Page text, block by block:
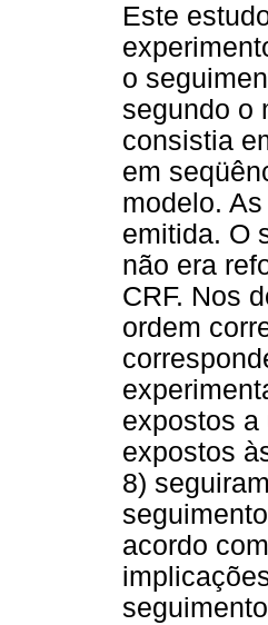
Este
o
segundo o
consistia
em
modelo.
emitida. O
não era
CRF. Nos
ordem
expostos a
expostos
8)
acordo